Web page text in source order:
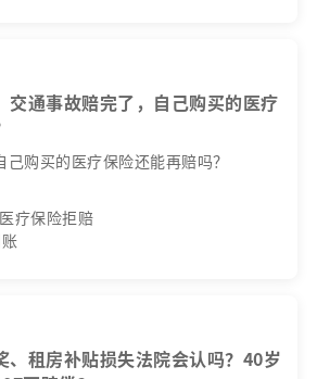
交通事故赔完了，自己购买的医疗
购买的医疗保险还能再赔吗？
疗保险拒赔
、租房补贴损失法院会认吗？40岁